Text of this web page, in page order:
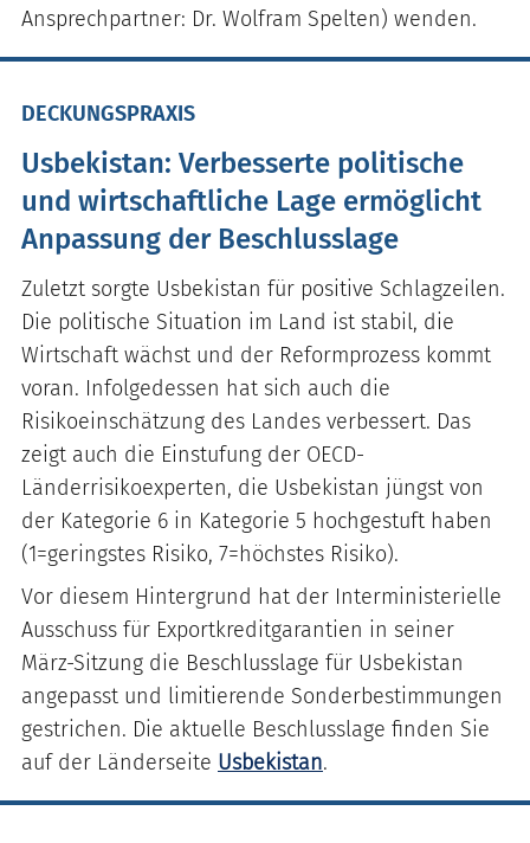
Ansprechpartner: Dr. Wolfram Spelten) wenden.
DECKUNGSPRAXIS
Usbekistan: Verbesserte politische
und wirtschaftliche Lage ermöglicht
Anpassung der Beschlusslage
Zuletzt sorgte Usbekistan für positive Schlagzeilen.
Die politische Situation im Land ist stabil, die
Wirtschaft wächst und der Reformprozess kommt
voran. Infolgedessen hat sich auch die
Risikoeinschätzung des Landes verbessert. Das
zeigt auch die Einstufung der OECD-
Länderrisikoexperten, die Usbekistan jüngst von
der Kategorie 6 in Kategorie 5 hochgestuft haben
(1=geringstes Risiko, 7=höchstes Risiko).
Vor diesem Hintergrund hat der Interministerielle
Ausschuss für Exportkreditgarantien in seiner
März-Sitzung die Beschlusslage für Usbekistan
angepasst und limitierende Sonderbestimmungen
gestrichen. Die aktuelle Beschlusslage finden Sie
auf der Länderseite Usbekistan.